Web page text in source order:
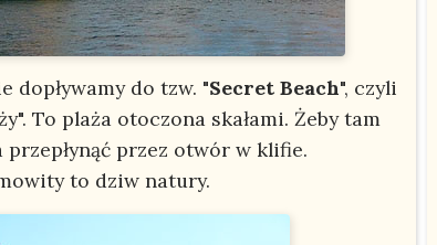
dopływamy do tzw. "Secret Beach", czyli
To plaża otoczona skałami. Żeby tam
przez otwór w klifie.
to dziw natury.